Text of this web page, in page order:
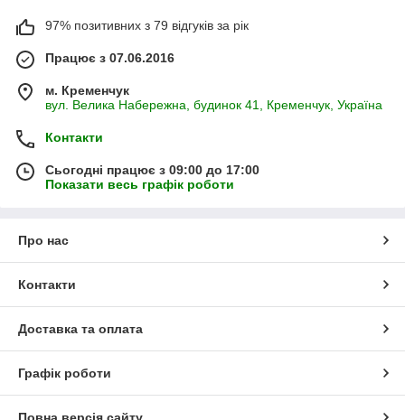
97% позитивних з 79 відгуків за рік
Працює з 07.06.2016
м. Кременчук
вул. Велика Набережна, будинок 41, Кременчук, Україна
Контакти
Сьогодні працює з 09:00 до 17:00
Показати весь графік роботи
Про нас
Контакти
Доставка та оплата
Графік роботи